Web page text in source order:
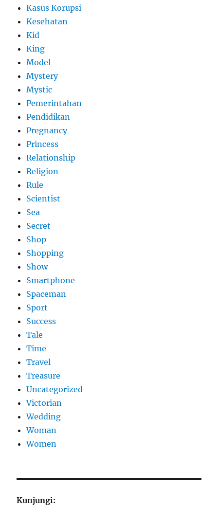
Kasus Korupsi
Kesehatan
Kid
King
Model
Mystery
Mystic
Pemerintahan
Pendidikan
Pregnancy
Princess
Relationship
Religion
Rule
Scientist
Sea
Secret
Shop
Shopping
Show
Smartphone
Spaceman
Sport
Success
Tale
Time
Travel
Treasure
Uncategorized
Victorian
Wedding
Woman
Women
Kunjungi: